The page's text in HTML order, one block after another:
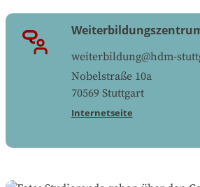
weiterbildung@hdm-
Nobelstraße 10a
70569 Stuttgart
Internetseite